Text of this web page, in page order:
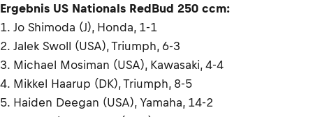
Ergebnis US Nationals RedBud 250 ccm:
1. Jo Shimoda (J), Honda, 1-1
2. Jalek Swoll (USA), Triumph, 6-3
3. Michael Mosiman (USA), Kawasaki, 4-4
4. Mikkel Haarup (DK), Triumph, 8-5
5. Haiden Deegan (USA), Yamaha, 14-2